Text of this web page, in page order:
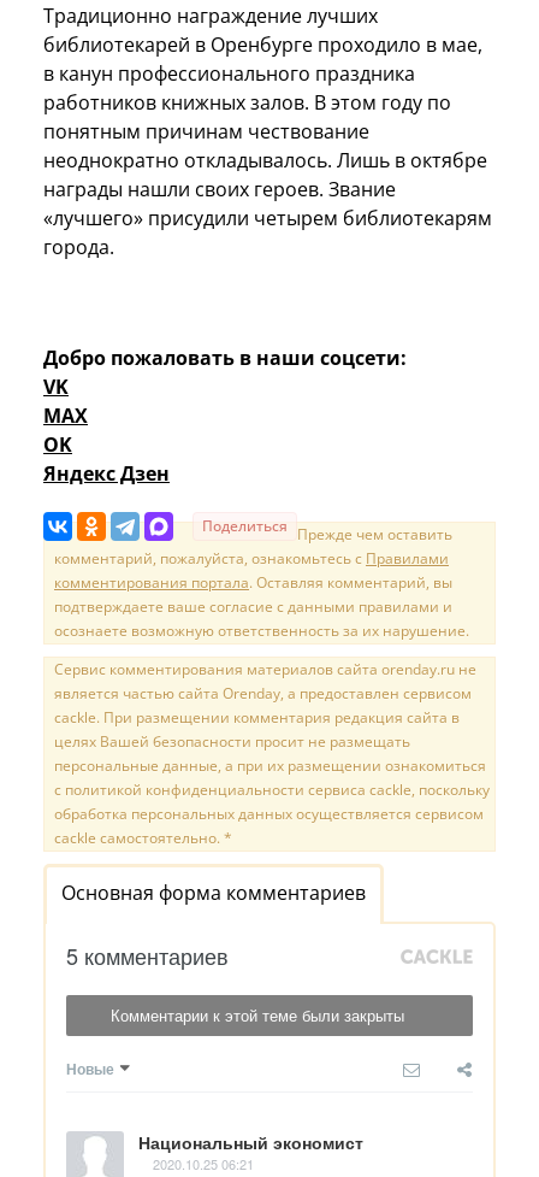
Традиционно награждение лучших
библиотекарей в Оренбурге проходило в мае,
в канун профессионального праздника
работников книжных залов. В этом году по
понятным причинам чествование
неоднократно откладывалось. Лишь в октябре
награды нашли своих героев. Звание
«лучшего» присудили четырем библиотекарям
города.
Добро пожаловать в наши соцсети:
VK
MAX
OK
Яндекс Дзен
Поделиться Прежде чем оставить
комментарий, пожалуйста, ознакомьтесь с Правилами
комментирования портала. Оставляя комментарий, вы
подтверждаете ваше согласие с данными правилами и
осознаете возможную ответственность за их нарушение.
Сервис комментирования материалов сайта orenday.ru не
является частью сайта Orenday, а предоставлен сервисом
cackle. При размещении комментария редакция сайта в
целях Вашей безопасности просит не размещать
персональные данные, а при их размещении ознакомиться
с политикой конфиденциальности сервиса cackle, поскольку
обработка персональных данных осуществляется сервисом
cackle самостоятельно. *
Основная форма комментариев
5 комментариев
Комментарии к этой теме были закрыты
Новые
Национальный экономист
2020.10.25 06:21